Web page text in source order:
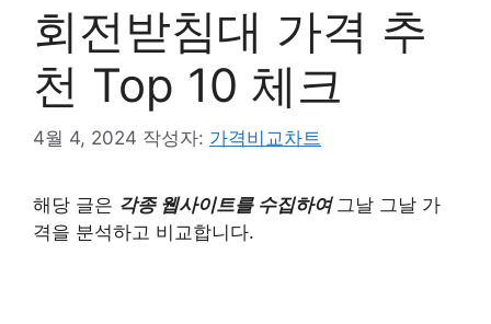
회전받침대 가격 추
천 Top 10 체크
4월 4, 2024 작성자: 가격비교차트
해당 글은 각종 웹사이트를 수집하여 그날 그날 가
격을 분석하고 비교합니다.